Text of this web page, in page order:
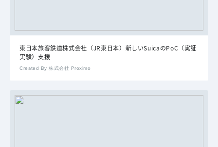
東日本旅客鉄道株式会社（JR東日本）新しいSuicaのPoC（実証
実験）支援
Created By 株式会社 Proximo